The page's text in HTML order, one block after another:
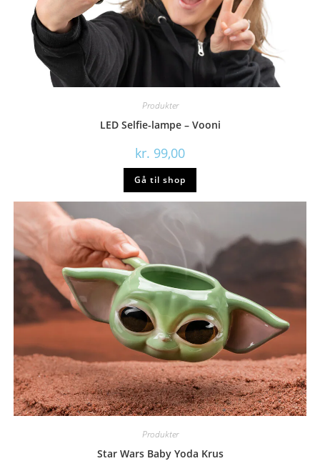
Produkter
LED Selfie-lampe – Vooni
kr. 99,00
Gå til shop
Produkter
Star Wars Baby Yoda Krus